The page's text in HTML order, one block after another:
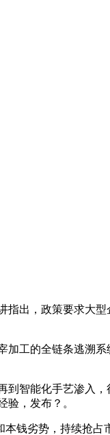
出，政策要求大型
工的全链条逃溯系
能化手艺渗入，
，发布？。
劣势，持续抢占